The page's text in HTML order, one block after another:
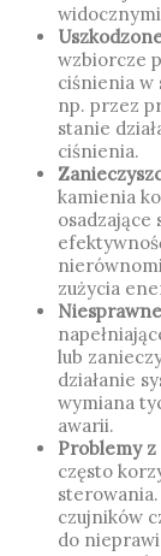
wzbiorcze
ciśnienia w
np. przez
stanie
ciśnienia.
kamienia
osadzające
zużycia
lub
działanie
wymiana
awarii.
Problemy
często
czujników
do